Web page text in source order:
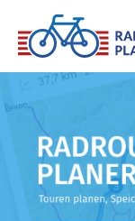
Skip to main